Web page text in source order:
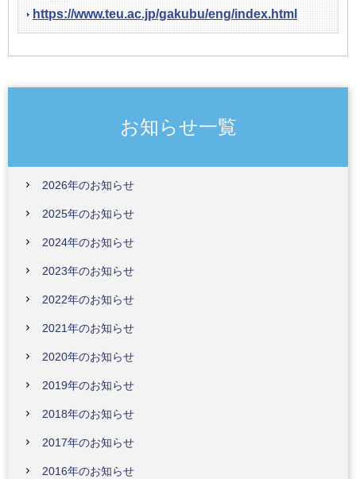
https://www.teu.ac.jp/gakubu/eng/index.html
お知らせ一覧
2026年のお知らせ
2025年のお知らせ
2024年のお知らせ
2023年のお知らせ
2022年のお知らせ
2021年のお知らせ
2020年のお知らせ
2019年のお知らせ
2018年のお知らせ
2017年のお知らせ
2016年のお知らせ